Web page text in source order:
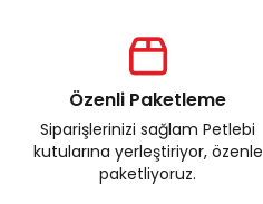
Özenli Paketleme
Siparişlerinizi sağlam Petlebi
kutularına yerleştiriyor, özenle
paketliyoruz.